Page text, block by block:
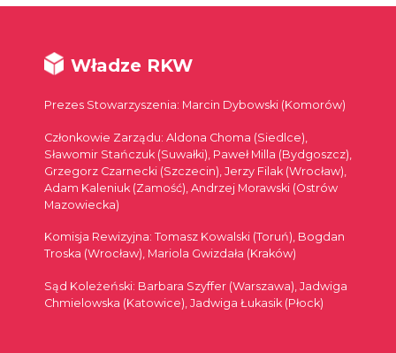
Władze RKW
Prezes Stowarzyszenia: Marcin Dybowski (Komorów)
Członkowie Zarządu: Aldona Choma (Siedlce),
Sławomir Stańczuk (Suwałki), Paweł Milla (Bydgoszcz),
Grzegorz Czarnecki (Szczecin), Jerzy Filak (Wrocław),
Adam Kaleniuk (Zamość), Andrzej Morawski (Ostrów
Mazowiecka)
Komisja Rewizyjna: Tomasz Kowalski (Toruń), Bogdan
Troska (Wrocław), Mariola Gwizdała (Kraków)
Sąd Koleżeński: Barbara Szyffer (Warszawa), Jadwiga
Chmielowska (Katowice), Jadwiga Łukasik (Płock)